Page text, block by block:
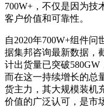
700W+，不仅是因为技
客户价值和可靠性。
自2020年700W+组件问
据集邦咨询最新数据，
计出货量已突破580GW
而在这一持续增长的总
货主力，其大规模装机
价值的广泛认可，是市